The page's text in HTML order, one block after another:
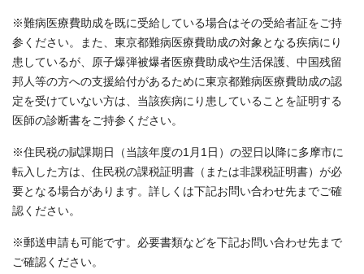
※難病医療費助成を既に受給している場合はその受給者証をご持
参ください。また、東京都難病医療費助成の対象となる疾病にり
患しているが、原子爆弾被爆者医療費助成や生活保護、中国残留
邦人等の方への支援給付があるために東京都難病医療費助成の認
定を受けていない方は、当該疾病にり患していることを証明する
医師の診断書をご持参ください。
※住民税の賦課期日（当該年度の1月1日）の翌日以降に多摩市に
転入した方は、住民税の課税証明書（または非課税証明書）が必
要となる場合があります。詳しくは下記お問い合わせ先までご確
認ください。
※郵送申請も可能です。必要書類などを下記お問い合わせ先まで
ご確認ください。